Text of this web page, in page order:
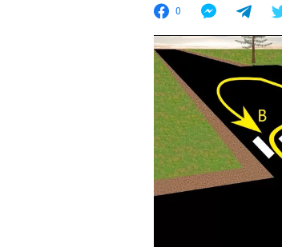
0